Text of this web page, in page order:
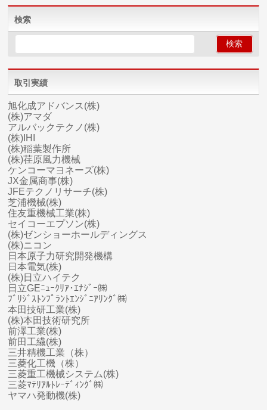
検索
取引実績
旭化成アドバンス(株)
(株)アマダ
アルバックテクノ(株)
(株)IHI
(株)稲葉製作所
(株)荏原風力機械
ケンコーマヨネーズ(株)
JX金属商事(株)
JFEテクノリサーチ(株)
芝浦機械(株)
住友重機械工業(株)
セイコーエプソン(株)
(株)ゼンショーホールディングス
(株)ニコン
日本原子力研究開発機構
日本電気(株)
(株)日立ハイテク
日立GEﾆｭｰｸﾘｱ･ｴﾅｼﾞｰ㈱
ﾌﾞﾘｼﾞｽﾄﾝﾌﾟﾗﾝﾄｴﾝｼﾞﾆｱﾘﾝｸﾞ㈱
本田技研工業(株)
(株)本田技術研究所
前澤工業(株)
前田工繊(株)
三井精機工業（株）
三菱化工機（株）
三菱重工機械システム(株)
三菱ﾏﾃﾘｱﾙﾄﾚｰﾃﾞｨﾝｸﾞ㈱
ヤマハ発動機(株)